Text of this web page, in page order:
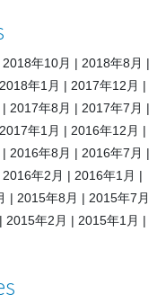
2018年10月
2018年8月
2018年1月
2017年12月
2017年8月
2017年7月
2017年1月
2016年12月
2016年8月
2016年7月
2016年2月
2016年1月
2015年8月
2015年7月
2015年2月
2015年1月